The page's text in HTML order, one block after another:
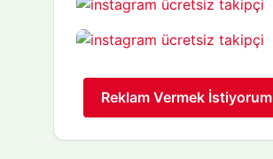
Reklam Vermek İstiyorum